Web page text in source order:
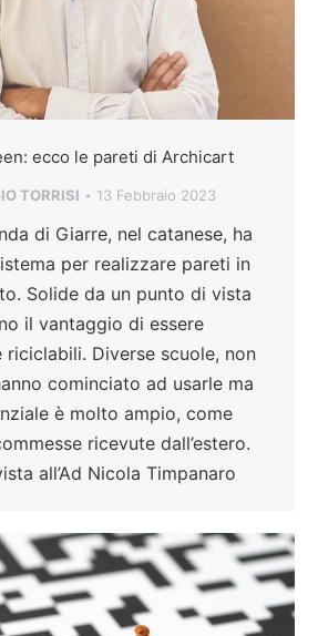
ecco le pareti di Archicart
TORRISI 13 Febbraio 2023
di Giarre, nel catanese, ha
per realizzare pareti in
Solide da un punto di vista
il vantaggio di essere
Diverse scuole, non
cominciato ad usarle ma
è molto ampio, come
ricevute dall’estero.
all’Ad Nicola Timpanaro